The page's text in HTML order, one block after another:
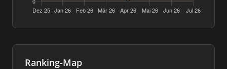
Ranking-Map